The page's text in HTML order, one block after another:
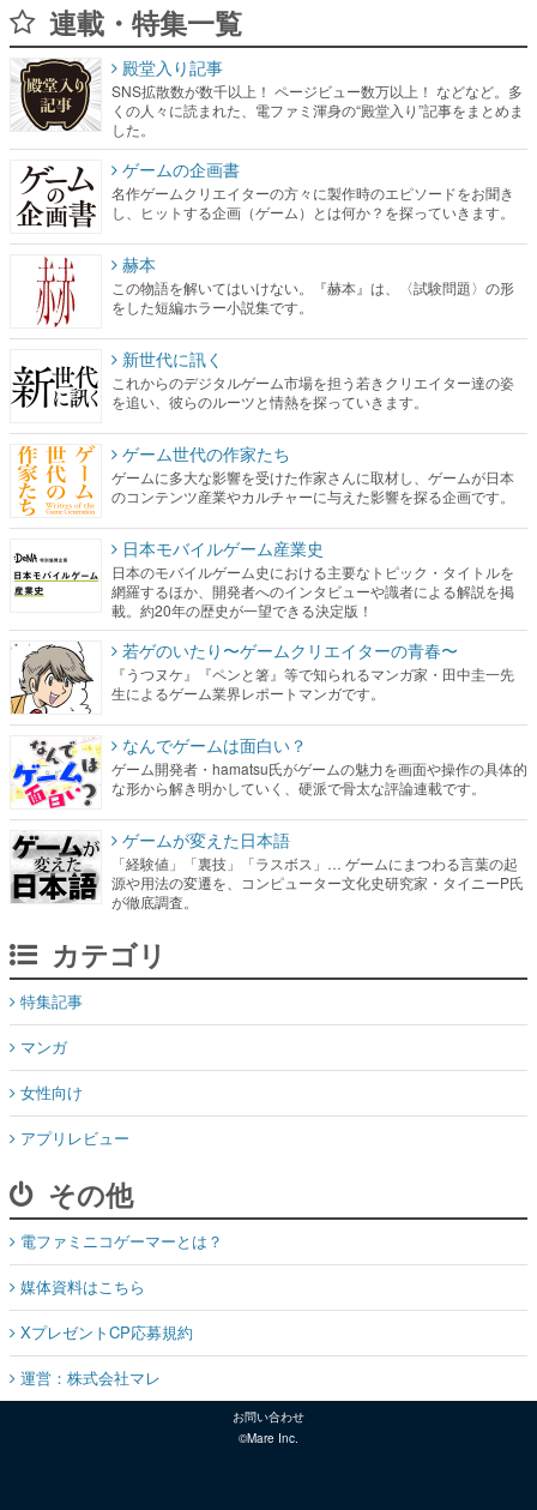
連載・特集一覧
殿堂入り記事
SNS拡散数が数千以上！ ページビュー数万以上！ などなど。多
くの人々に読まれた、電ファミ渾身の“殿堂入り”記事をまとめま
した。
ゲームの企画書
名作ゲームクリエイターの方々に製作時のエピソードをお聞き
し、ヒットする企画（ゲーム）とは何か？を探っていきます。
赫本
この物語を解いてはいけない。『赫本』は、〈試験問題〉の形
をした短編ホラー小説集です。
新世代に訊く
これからのデジタルゲーム市場を担う若きクリエイター達の姿
を追い、彼らのルーツと情熱を探っていきます。
ゲーム世代の作家たち
ゲームに多大な影響を受けた作家さんに取材し、ゲームが日本
のコンテンツ産業やカルチャーに与えた影響を探る企画です。
日本モバイルゲーム産業史
日本のモバイルゲーム史における主要なトピック・タイトルを
網羅するほか、開発者へのインタビューや識者による解説を掲
載。約20年の歴史が一望できる決定版！
若ゲのいたり〜ゲームクリエイターの青春〜
『うつヌケ』『ペンと箸』等で知られるマンガ家・田中圭一先
生によるゲーム業界レポートマンガです。
なんでゲームは面白い？
ゲーム開発者・hamatsu氏がゲームの魅力を画面や操作の具体的
な形から解き明かしていく、硬派で骨太な評論連載です。
ゲームが変えた日本語
「経験値」「裏技」「ラスボス」… ゲームにまつわる言葉の起
源や用法の変遷を、コンピューター文化史研究家・タイニーP氏
が徹底調査。
カテゴリ
特集記事
マンガ
女性向け
アプリレビュー
その他
電ファミニコゲーマーとは？
媒体資料はこちら
XプレゼントCP応募規約
運営：株式会社マレ
お問い合わせ
©Mare Inc.